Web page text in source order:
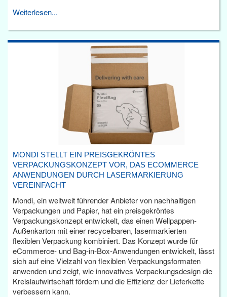
Weiterlesen...
MONDI STELLT EIN PREISGEKRÖNTES
VERPACKUNGSKONZEPT VOR, DAS ECOMMERCE
ANWENDUNGEN DURCH LASERMARKIERUNG
VEREINFACHT
Mondi, ein weltweit führender Anbieter von nachhaltigen
Verpackungen und Papier, hat ein preisgekröntes
Verpackungskonzept entwickelt, das einen Wellpappen-
Außenkarton mit einer recycelbaren, lasermarkierten
flexiblen Verpackung kombiniert. Das Konzept wurde für
eCommerce- und Bag-in-Box-Anwendungen entwickelt, lässt
sich auf eine Vielzahl von flexiblen Verpackungsformaten
anwenden und zeigt, wie innovatives Verpackungsdesign die
Kreislaufwirtschaft fördern und die Effizienz der Lieferkette
verbessern kann.